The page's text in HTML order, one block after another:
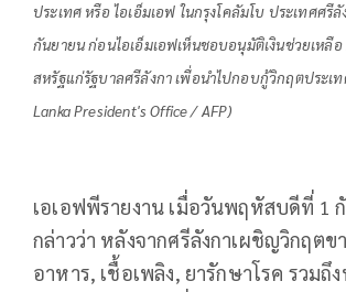
ประเทศ หรือ ไอเอ็มเอฟ ในกรุงโคลัมโบ ประเทศศรีลั
กันยายน ก่อนไอเอ็มเอฟเห็นชอบอนุมัติเงินช่วยเหลือ
สหรัฐแก่รัฐบาลศรีลังกา เพื่อนำไปกอบกู้วิกฤตประเท
Lanka President's Office / AFP)
เอเอฟพีรายงาน เมื่อวันพฤหัสบดีที่ 1
กล่าวว่า หลังจากศรีลังกาเผชิญวิกฤต
อาหาร, เชื้อเพลิง, ยารักษาโรค รวมถึ